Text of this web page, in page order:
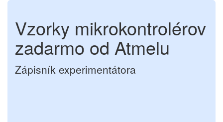
Vzorky mikrokontrolérov
zadarmo od Atmelu
Zápisník experimentátora